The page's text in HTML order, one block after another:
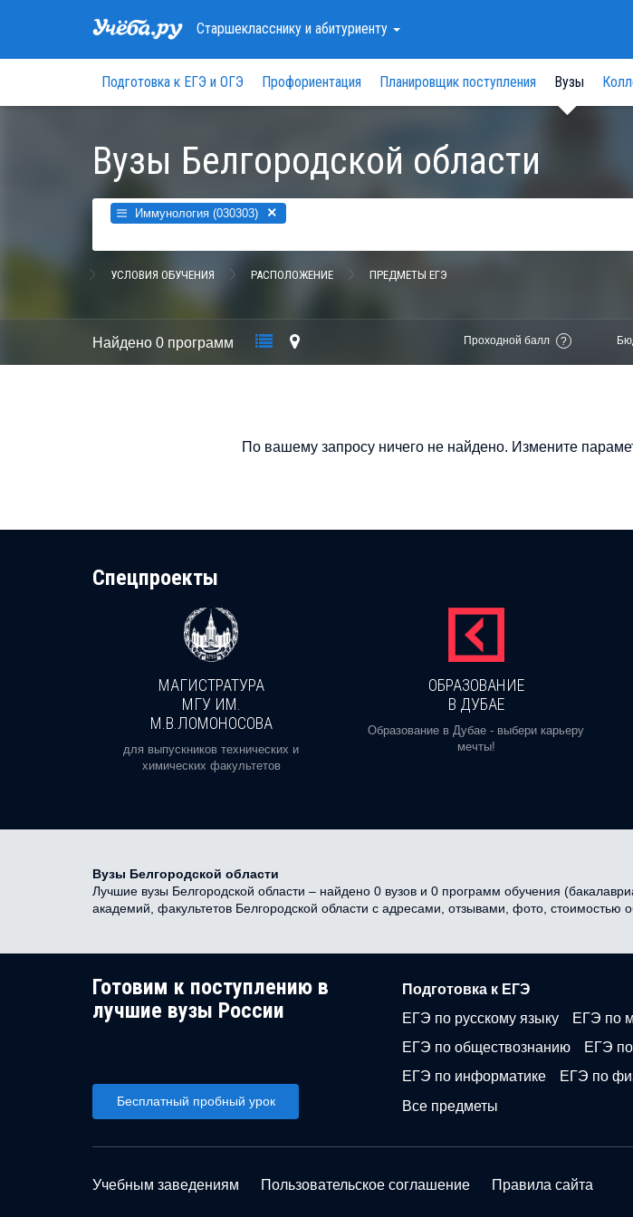
Старшеклассникуи абитуриенту
Подготовка к ЕГЭ и ОГЭ Профориентация Планировщик поступления Вузы
Вузы Белгородской области
Иммунология (030303) ×
УСЛОВИЯ ОБУЧЕНИЯ РАСПОЛОЖЕНИЕ ПРЕДМЕТЫ ЕГЭ
Найдено 0 программ Проходной балл ?
По вашему запросу ничего не найдено. Измените
Cпецпроекты
МАГИСТРАТУРА
МГУ ИМ.
М.В.ЛОМОНОСОВА
для выпускников технических и
химических факультетов
ОБРАЗОВАНИЕ
В ДУБАЕ
Образование в Дубае - выбери карьеру
мечты!
Вузы Белгородской области
Лучшие вузы Белгородской области – найдено 0 вузов и 0 программ обучения
академий, факультетов Белгородской области с адресами, отзывами, фото, стоимостью
Готовим к поступлению в
лучшие вузы России
Бесплатный пробный урок
Подготовка к ЕГЭ
ЕГЭ по русскому языку
ЕГЭ по
ЕГЭ по обществознанию
ЕГЭ
ЕГЭ по информатике
ЕГЭ по
Все предметы
Учебным заведениям Пользовательское соглашение Правила сайта